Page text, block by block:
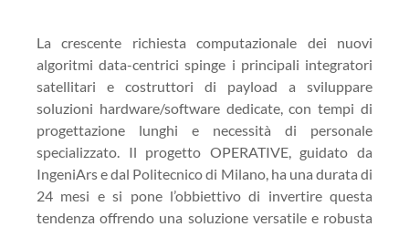
La crescente richiesta computazionale dei nuovi
algoritmi data-centrici spinge i principali integratori
satellitari e costruttori di payload a sviluppare
soluzioni hardware/software dedicate, con tempi di
progettazione lunghi e necessità di personale
specializzato. Il progetto OPERATIVE, guidato da
IngeniArs e dal Politecnico di Milano, ha una durata di
24 mesi e si pone l’obbiettivo di invertire questa
tendenza offrendo una soluzione versatile e robusta